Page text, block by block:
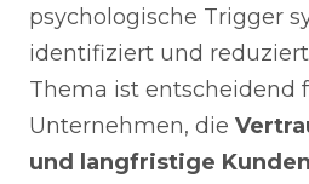
psychologische Trigger
identifiziert und
Thema ist entscheidend
Unternehmen, die
und langfristige